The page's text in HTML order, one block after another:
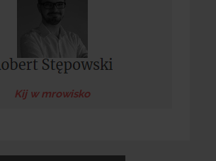
Kij w mrowisko